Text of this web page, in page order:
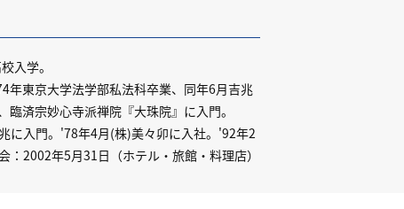
入学。
年東京大学法学部私法科卒業、同年6月吉兆
済宗妙心寺派禅院『大珠院』に入門。
に入門。'78年4月(株)美々卯に入社。'92年2
：2002年5月31日（ホテル・旅館・料理店）